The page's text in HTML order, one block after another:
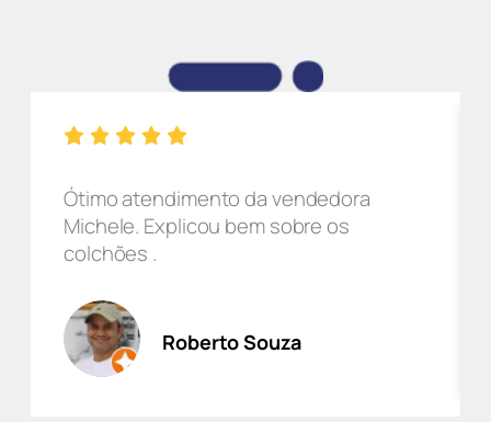
Ótimo atendimento da vendedora
Michele. Explicou bem sobre os
colchões .
Roberto Souza